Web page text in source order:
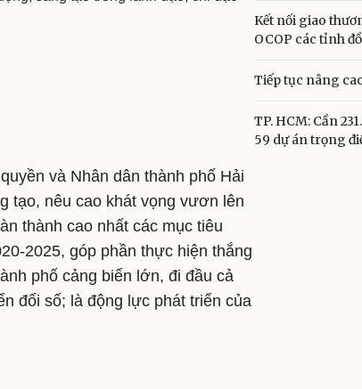
và Nhân dân thành phố Hải
tạo, nêu cao khát vọng vươn lên
thành cao nhất các mục tiêu
2025, góp phần thực hiện thắng
phố cảng biển lớn, đi đầu cả
đổi số; là động lực phát triển của
Kết nối giao
OCOP các tỉnh
Tiếp tục nâng
TP. HCM: Cần
59 dự án trọng